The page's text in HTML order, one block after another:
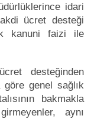
idari
ücret desteği
kanuni faizi ile
desteğinden
göre genel sağlık
bakmakla
aynı